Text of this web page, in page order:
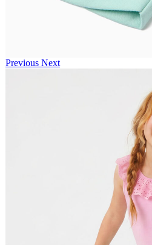
Previous Next